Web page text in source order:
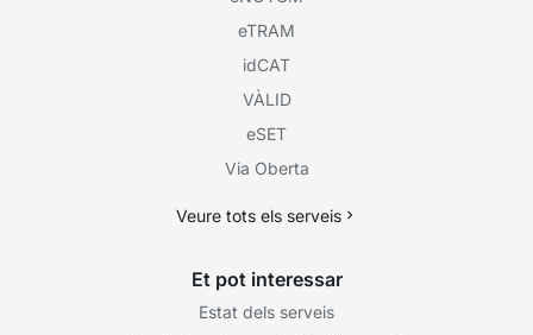
eTRAM
idCAT
VÀLID
eSET
Via Oberta
Veure tots els serveis
Et pot interessar
Estat dels serveis